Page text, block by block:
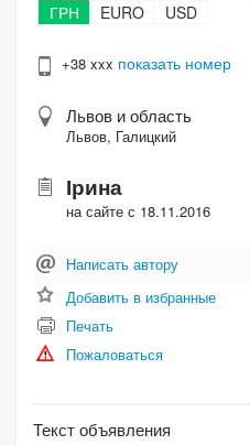
ГРН EURO USD
+38 xxx показать номер
Львов и область
Львов, Галицкий
Ірина
на сайте с 18.11.2016
Написать автору
Добавить в избранные
Печать
Пожаловаться
Текст объявления